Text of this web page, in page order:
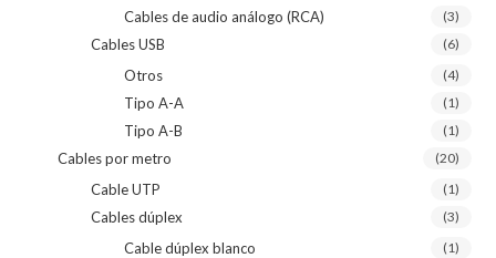
Cables de audio análogo (RCA) (3)
Cables USB (6)
Otros (4)
Tipo A-A (1)
Tipo A-B (1)
Cables por metro (20)
Cable UTP (1)
Cables dúplex (3)
Cable dúplex blanco (1)